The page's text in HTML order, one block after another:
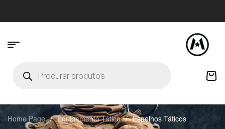
Home Page / Equipamento Tático / Espelhos Táticos